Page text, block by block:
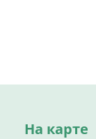
На карте